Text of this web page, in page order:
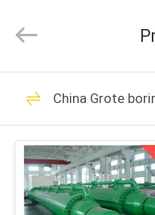
THUIS
PRODUCTEN
VIDEO'S
EQUIPMENT
CO.,LTD.
Reserved.
Cilinder
China Grote